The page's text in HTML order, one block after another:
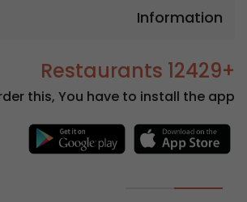
Information
+12429 Restaurants
this, You have to install the app.